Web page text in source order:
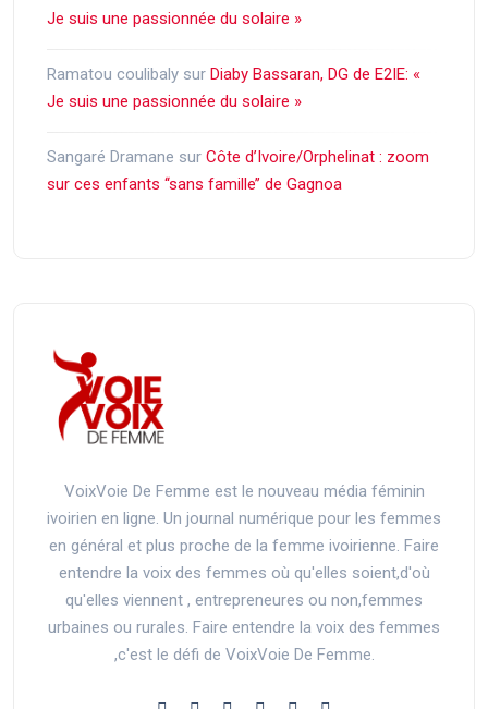
Je suis une passionnée du solaire »
Ramatou coulibaly sur Diaby Bassaran, DG de E2IE: «
Je suis une passionnée du solaire »
Sangaré Dramane sur Côte d’Ivoire/Orphelinat : zoom
sur ces enfants ‘‘sans famille’’ de Gagnoa
VoixVoie De Femme est le nouveau média féminin
ivoirien en ligne. Un journal numérique pour les femmes
en général et plus proche de la femme ivoirienne. Faire
entendre la voix des femmes où qu'elles soient,d'où
qu'elles viennent , entrepreneures ou non,femmes
urbaines ou rurales. Faire entendre la voix des femmes
,c'est le défi de VoixVoie De Femme.